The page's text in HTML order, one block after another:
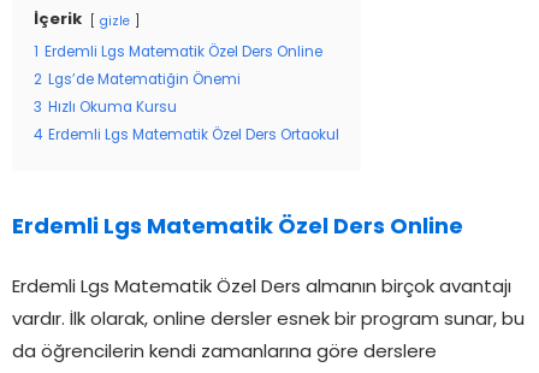
İçerik gizle
Erdemli Lgs Matematik Özel Ders Online
2 Lgs’de Matematiğin Önemi
3
Hızlı Okuma Kursu
4 Erdemli Lgs Matematik Özel Ders Ortaokul
Erdemli Lgs Matematik Özel Ders Online
Erdemli Lgs Matematik Özel Ders almanın birçok avantajı
vardır. İlk olarak, online dersler esnek bir program sunar, bu
da öğrencilerin kendi zamanlarına göre derslere